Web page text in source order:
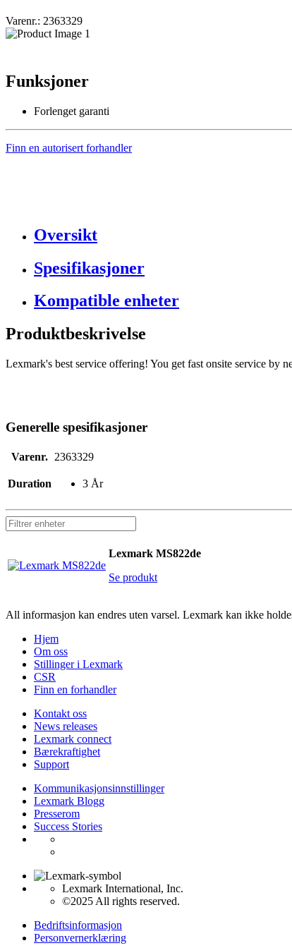
Varenr.: 2363329
Funksjoner
Forlenget garanti
Finn en autorisert forhandler
Oversikt
Spesifikasjoner
Kompatible enheter
Produktbeskrivelse
Lexmark's best service offering! You get fast onsite service by
Generelle spesifikasjoner
Varenr. 2363329
Duration 3 År
Lexmark MS822de
Se produkt
All informasjon kan endres uten varsel. Lexmark kan ikke
Hjem
Om oss
Stillinger i Lexmark
CSR
Finn en forhandler
Kontakt oss
News releases
Lexmark connect
Bærekraftighet
Support
Kommunikasjonsinnstillinger
Lexmark Blogg
Presserom
Success Stories
Lexmark International, Inc.
©2025 All rights reserved.
Bedriftsinformasjon
Personvernerklæring